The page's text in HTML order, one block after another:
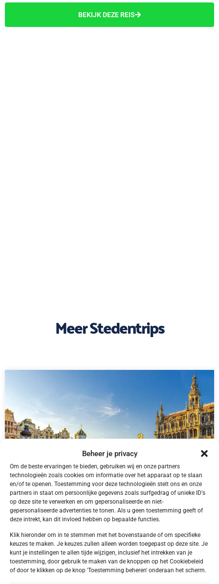
Beheer je privacy
Om de beste ervaringen te bieden, gebruiken wij en onze partners
technologieën zoals cookies om informatie over het apparaat op te slaan
en/of te openen. Toestemming voor deze technologieën stelt ons en onze
partners in staat om persoonlijke gegevens zoals surfgedrag of unieke ID's
op deze site te verwerken en om gepersonaliseerde en niet-
gepersonaliseerde advertenties te tonen. Als u geen toestemming geeft of
deze intrekt, kan dit invloed hebben op bepaalde functies.
Klik hieronder om in te stemmen met het bovenstaande of om specifieke
keuzes te maken. Je keuzes zullen alleen worden toegepast op deze site. Je
kunt je instellingen te allen tijde wijzigen, inclusief het intrekken van je
toestemming, door gebruik te maken van de knoppen op het Cookiebeleid
of door te klikken op de knop 'Toestemming beheren' onderaan het scherm.
BEKIJK DEZE REIS
Meer Stedentrips
België, Brussel
Brussel Vilvoorde Campanile Hotel Brussel
Vilvoorde
€ 42,50